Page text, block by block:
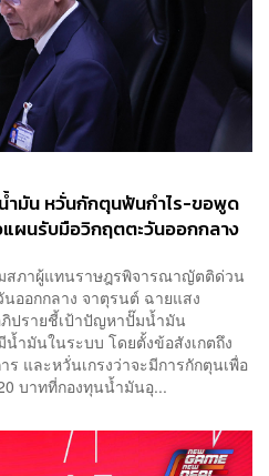
ำมัน หวั่นกักตุนฟันกำไร-ขอพูด
ผนรับมือวิกฤตตะวันออกกลาง
สภาผู้แทนราษฎรพิจารณาญัตติด่วน
นออกกลาง จาตุรนต์ ฉายแสง
ปรายชี้เป้าปัญหาปั๊มน้ำมัน
ำมันในระบบ โดยตั้งข้อสังเกตถึง
และหวั่นเกรงว่าจะมีการกักตุนเพื่อ
บาทที่กองทุนน้ำมันอุ...